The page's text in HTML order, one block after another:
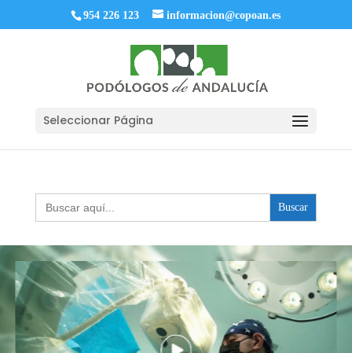
954 226 123 informacion@copoan.es
Seleccionar Página
Buscar: